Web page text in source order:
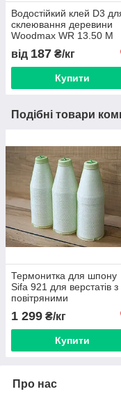
Водостійкий клей D3
склеювання деревини
Woodmax WR 13.50 M
від 187 ₴/кг
Купити
Подібні товари
Термонитка для шпону
Sifa 921 для верстатів з
повітряними
1 299 ₴/кг
Купити
Про нас